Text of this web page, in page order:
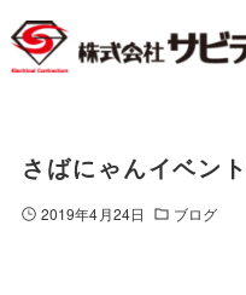
さばにゃんイベン
2019年4月24日 ブログ